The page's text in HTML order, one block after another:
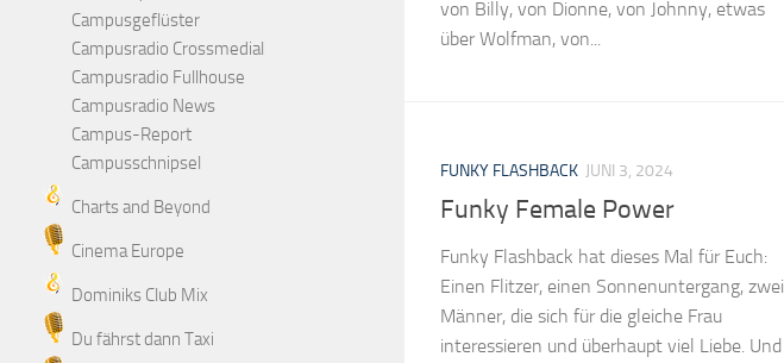
von Billy, von Dionne, von Johnny, etwas
über Wolfman, von...
FUNKY FLASHBACK JUNI 3, 2024
Funky Female Power
Funky Flashback hat dieses Mal für Euch:
Einen Flitzer, einen Sonnenuntergang, zwei
Männer, die sich für die gleiche Frau
interessieren und überhaupt viel Liebe. Und
Campusgeflüster
Campusradio Crossmedial
Campusradio Fullhouse
Campusradio News
Campus-Report
Campusschnipsel
Charts and Beyond
Cinema Europe
Dominiks Club Mix
Du fährst dann Taxi